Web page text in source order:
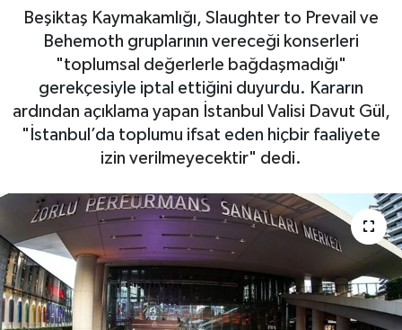
Beşiktaş Kaymakamlığı, Slaughter to Prevail ve
Behemoth gruplarının vereceği konserleri
"toplumsal değerlerle bağdaşmadığı"
gerekçesiyle iptal ettiğini duyurdu. Kararın
ardından açıklama yapan İstanbul Valisi Davut Gül,
"İstanbul’da toplumu ifsat eden hiçbir faaliyete
izin verilmeyecektir" dedi.